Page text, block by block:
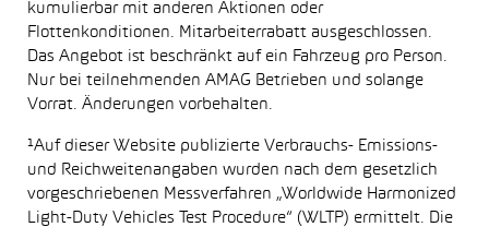
kumulierbar mit anderen Aktionen oder
Flottenkonditionen. Mitarbeiterrabatt ausgeschlossen.
Das Angebot ist beschränkt auf ein Fahrzeug pro Person.
Nur bei teilnehmenden AMAG Betrieben und solange
Vorrat. Änderungen vorbehalten.
¹Auf dieser Website publizierte Verbrauchs- Emissions-
und Reichweitenangaben wurden nach dem gesetzlich
vorgeschriebenen Messverfahren „Worldwide Harmonized
Light-Duty Vehicles Test Procedure“ (WLTP) ermittelt. Die